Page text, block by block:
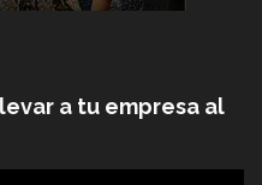
a tu empresa al